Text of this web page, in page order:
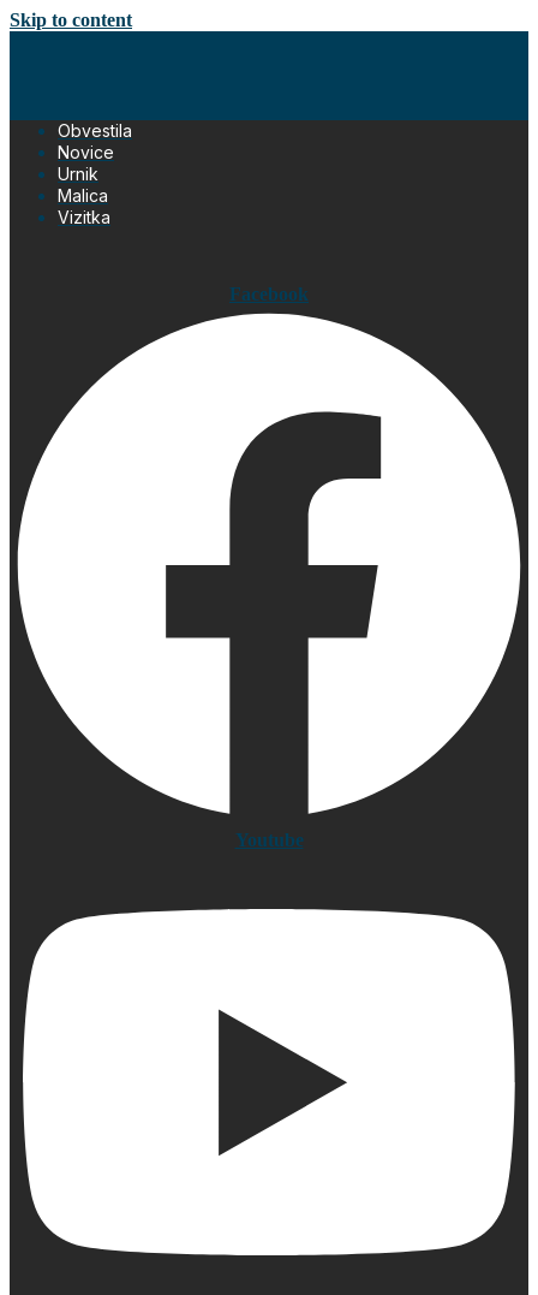
Skip to content
Obvestila
Novice
Urnik
Malica
Vizitka
Facebook
Youtube